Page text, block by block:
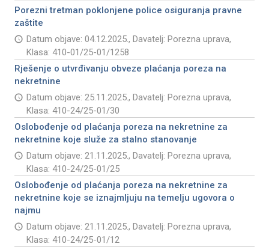
Porezni tretman poklonjene police osiguranja pravne
zaštite
Datum objave: 04.12.2025., Davatelj: Porezna uprava,
Klasa: 410-01/25-01/1258
Rješenje o utvrđivanju obveze plaćanja poreza na
nekretnine
Datum objave: 25.11.2025., Davatelj: Porezna uprava,
Klasa: 410-24/25-01/30
Oslobođenje od plaćanja poreza na nekretnine za
nekretnine koje služe za stalno stanovanje
Datum objave: 21.11.2025., Davatelj: Porezna uprava,
Klasa: 410-24/25-01/25
Oslobođenje od plaćanja poreza na nekretnine za
nekretnine koje se iznajmljuju na temelju ugovora o
najmu
Datum objave: 21.11.2025., Davatelj: Porezna uprava,
Klasa: 410-24/25-01/12